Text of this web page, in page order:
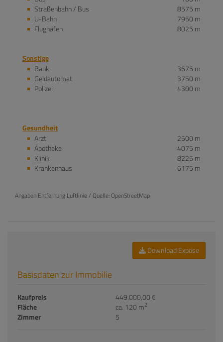
Straßenbahn / Bus
8575 m
U-Bahn
7950 m
Flughafen
8025 m
Sonstige
Bank
3675 m
Geldautomat
3750 m
Polizei
4300 m
Gesundheit
Arzt
2500 m
Apotheke
4075 m
Klinik
8225 m
Krankenhaus
6175 m
Angaben Entfernung Luftlinie / Quelle: OpenStreetMap
Download Expose
Basisdaten zur Immobilie
Kaufpreis
449.000,00 €
Fläche
ca. 120 m2
Zimmer 5